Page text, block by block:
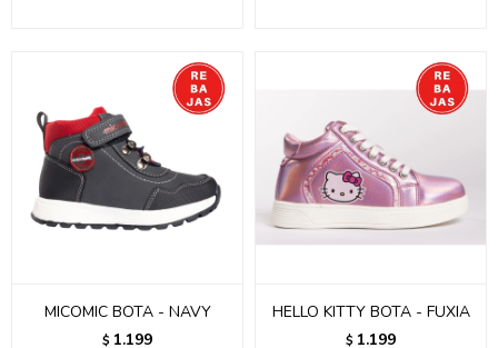
MICOMIC BOTA - NAVY
$ 1.199
HELLO KITTY BOTA - FUXIA
$ 1.199